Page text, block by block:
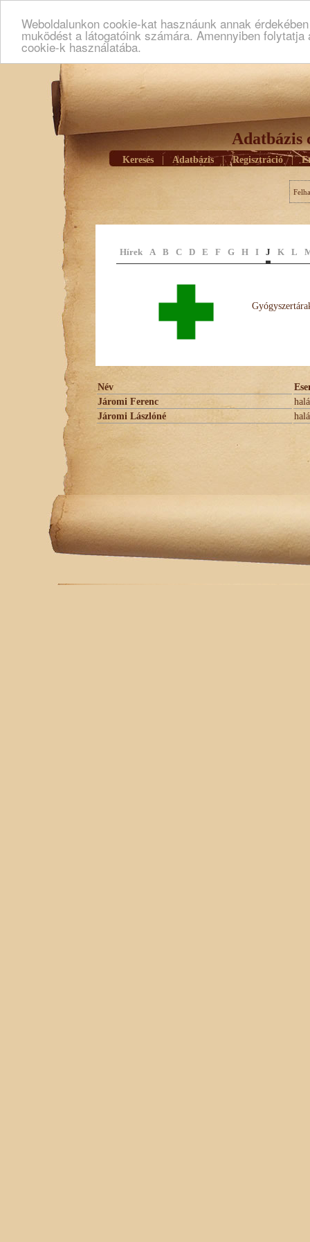
Weboldalunkon cookie-kat hasznáunk annak
muködést a látogatóink számára. Amennyiben
cookie-k használatába.
Adatbázis
Keresés Adatbázis | Regisztráció |
Hírek A B C D E F G H I J K L
Név
Járomi Ferenc
Járomi Lászlóné